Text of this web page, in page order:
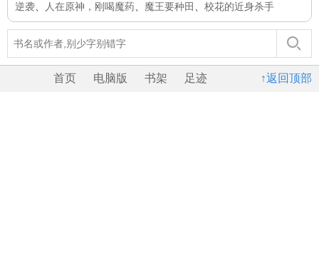
逆袭
人在原神，刚喝魔药 魔王要种田 校花的近身杀手
↑返回顶部
首页 电脑版 书架 足迹